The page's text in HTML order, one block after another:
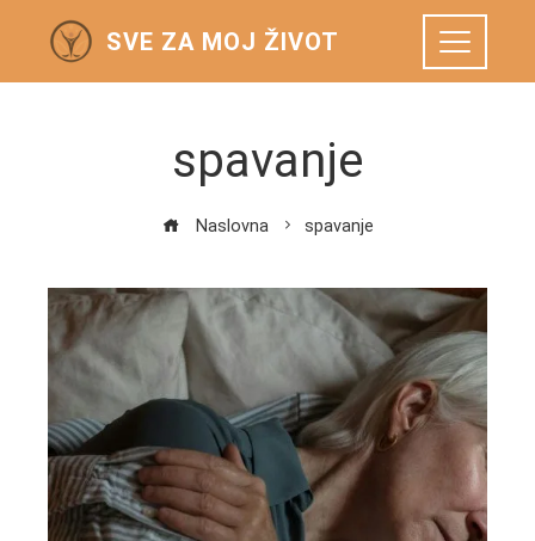
SVE ZA MOJ ŽIVOT
spavanje
Naslovna spavanje